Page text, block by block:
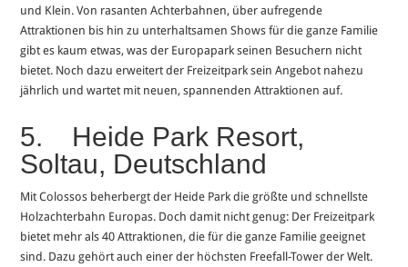
und Klein. Von rasanten Achterbahnen, über aufregende
Attraktionen bis hin zu unterhaltsamen Shows für die ganze Familie
gibt es kaum etwas, was der Europapark seinen Besuchern nicht
bietet. Noch dazu erweitert der Freizeitpark sein Angebot nahezu
jährlich und wartet mit neuen, spannenden Attraktionen auf.
5. Heide Park Resort,
Soltau, Deutschland
Mit Colossos beherbergt der Heide Park die größte und schnellste
Holzachterbahn Europas. Doch damit nicht genug: Der Freizeitpark
bietet mehr als 40 Attraktionen, die für die ganze Familie geeignet
sind. Dazu gehört auch einer der höchsten Freefall-Tower der Welt.